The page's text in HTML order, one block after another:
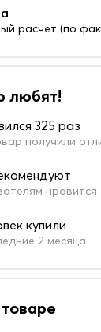
расчет (по
любят!
325 раз
получили
купили
2 месяца